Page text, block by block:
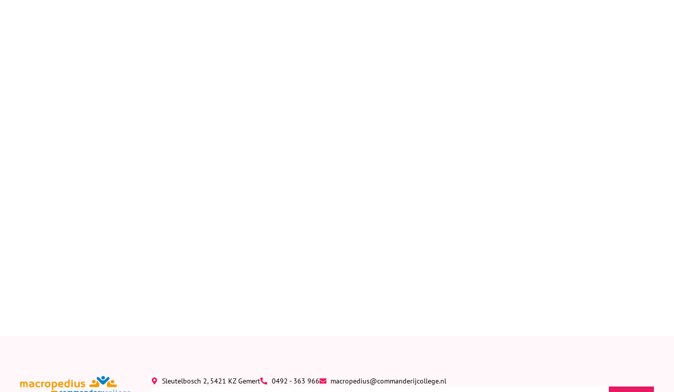
Sleutelbosch 2, 5421 KZ Gemert 0492 - 363 966 macropedius@commanderijcollege.nl